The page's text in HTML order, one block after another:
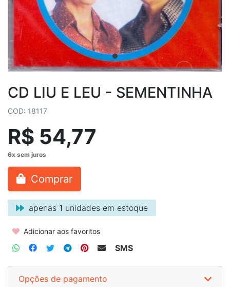
CD LIU E LEU - SEMENTINHA
COD: 18117
R$ 54,77
Comprar
apenas 1 unidades em estoque
Adicionar aos favoritos
SMS
Opções de pagamento